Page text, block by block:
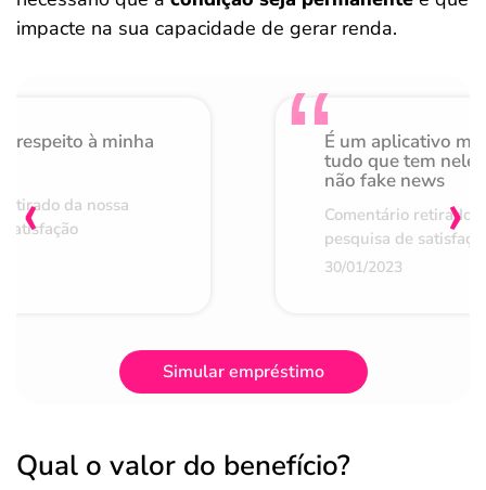
impacte na sua capacidade de gerar renda.
respeito à minha
da nossa
É um aplicativo
tudo que tem nele
não fake news
Comentário retirado
pesquisa de
30/01/2023
‹ ›
Simular empréstimo
Qual o valor do benefício?